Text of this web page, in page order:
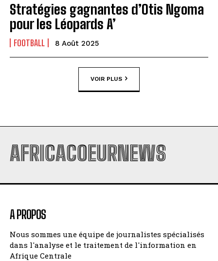
Stratégies gagnantes d’Otis Ngoma
pour les Léopards A’
FOOTBALL 8 Août 2025
VOIR PLUS
AFRICACOEURNEWS
A PROPOS
Nous sommes une équipe de journalistes spécialisés
dans l'analyse et le traitement de l'information en
Afrique Centrale